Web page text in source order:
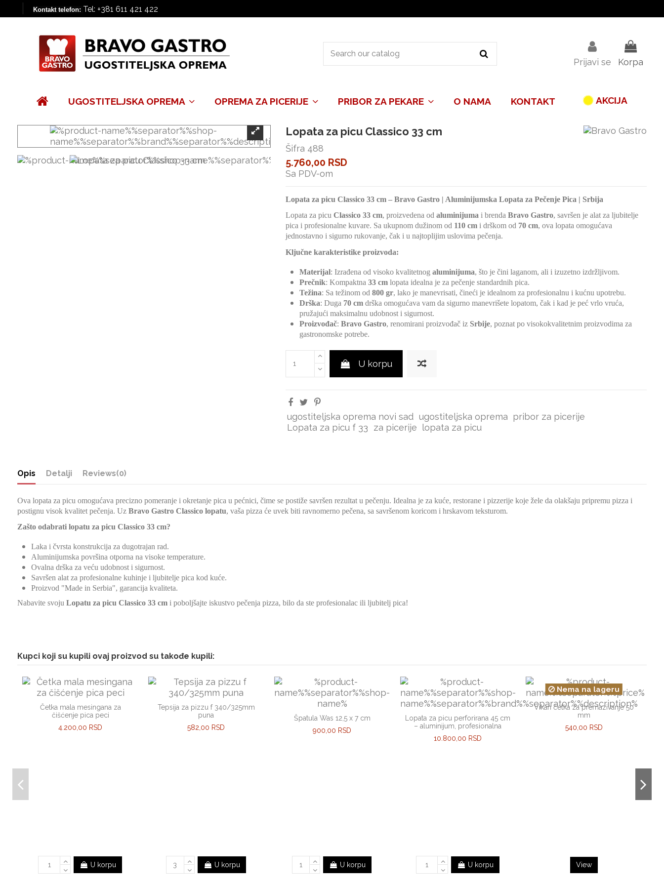
Kontakt telefon: Tel: +381 611 421 422
Prijavi se Korpa
UGOSTITELJSKA OPREMA OPREMA ZA PICERIJE PRIBOR ZA PEKARE O NAMA KONTAKT AKCIJA
Lopata za picu Classico 33 cm
Šifra 488
5.760,00 RSD
Sa PDV-om
Lopata za picu Classico 33 cm – Bravo Gastro | Aluminijumska Lopata za Pečenje Pica | Srbija
Lopata za picuClassico 33 cm, proizvedena odaluminijuma i brendaBravo Gastro, savršen je alat za ljubitelje
pica i profesionalne kuvarе. Sa ukupnom dužinom od 110 cm i drškom od 70 cm, ova lopata omogućava
jednostavno i sigurno rukovanje, čak i u najtoplijim uslovima pečenja.
Ključne karakteristike proizvoda:
Materijal: Izrađena od visoko kvalitetnogaluminijuma, što je čini laganom, ali i izuzetno izdržljivom.
Prečnik: Kompaktna33 cm lopata idealna je za pečenje standardnih pica.
Težina: Sa težinom od800 gr, lako je manevrisati, čineći je idealnom za profesionalnu i kućnu upotrebu.
Drška: Duga 70 cm drška omogućava vam da sigurno manevrišete lopatom, čak i kad je peć vrlo vruća,
pružajući maksimalnu udobnost i sigurnost.
Proizvođač:Bravo Gastro, renomirani proizvođač iz Srbije, poznat po visokokvalitetnim proizvodima za
gastronomske potrebe.
U korpu
ugostiteljska oprema novi sad ugostiteljska oprema pribor za picerije
Lopata za picu f 33
za picerije lopata za picu
Opis Detalji Reviews(0)
Ova lopata za picu omogućava precizno pomeranje i okretanje pica u pećnici, čime se postiže savršen rezultat u pečenju. Idealna je za kuće, restorane i pizzerije koje žele da olakšaju pripremu pizza i
postignu visok kvalitet pečenja. UzBravo Gastro Classico lopatu, vaša pizza će uvek biti ravnomerno pečena, sa savršenom koricom i hrskavom teksturom.
Zašto odabrati lopatu za picu Classico 33 cm?
Laka i čvrsta konstrukcija za dugotrajan rad.
Aluminijumska površina otporna na visoke temperature.
Ovalna drška za veću udobnost i sigurnost.
Savršen alat za profesionalne kuhinje i ljubitelje pica kod kuće.
Proizvod "Made in Serbia", garancija kvaliteta.
Nabavite svojuLopatu za picu Classico 33 cm i poboljšajte iskustvo pečenja pizza, bilo da ste profesionalac ili ljubitelj pica!
Kupci koji su kupili ovaj proizvod su takođe kupili:
Četka mala mesingana za
čišćenje pica peci
4.200,00 RSD
U korpu
Tepsija za pizzu f 340/325mm
puna
582,00 RSD
U korpu
Špatula Was 12,5 x 7 cm
900,00 RSD
U korpu
Lopata za picu perforirana 45 cm
– aluminijum, profesionalna
10.800,00 RSD
U korpu
Nema na lageru
Vikan četka za premazivanje 50
mm
540,00 RSD
View